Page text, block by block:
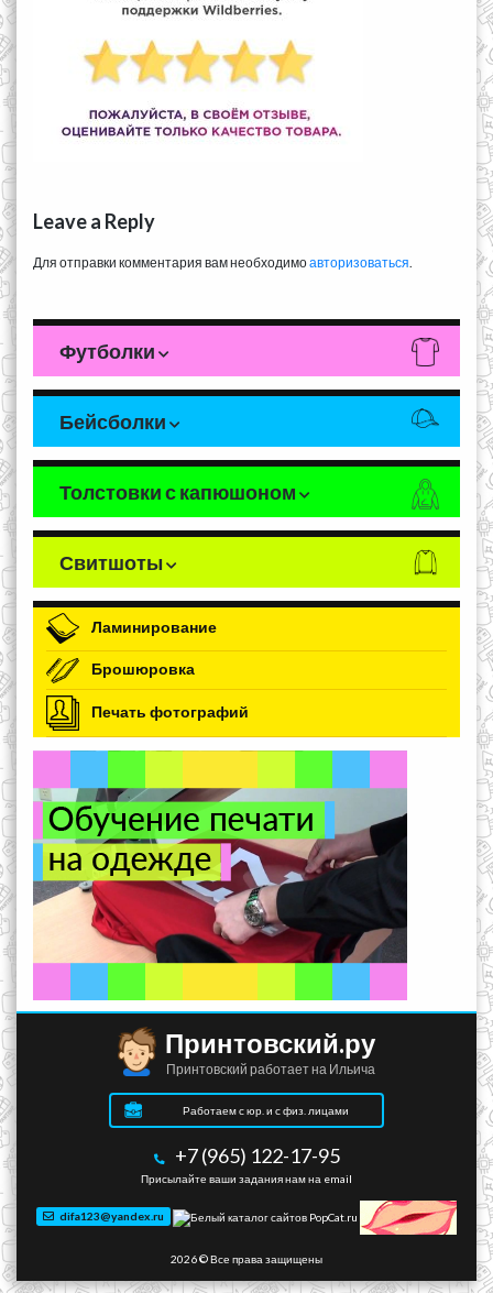
Leave a Reply
Для отправки комментария вам необходимоавторизоваться
Футболки
Бейсболки
Толстовки с капюшоном
Свитшоты
Ламинирование
Брошюровка
Печать фотографий
Принтовский.ру
Принтовский работает на Ильича
Работаем с юр. и с физ. лицами
+7 (965) 122-17-95
Присылайте ваши задания нам на email
difa123@yandex.ru
2026 © Все права защищены